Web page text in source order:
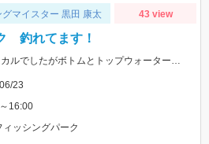
マイスター 黒田 康太 43 view
釣れてます！
昼頃からだったので少しテクニカルでしたがボトムとトップウォータールアーがよく釣れました！
23
16:00
ィッシングパーク